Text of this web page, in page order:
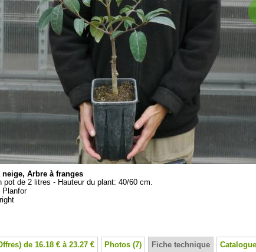
neige, Arbre à franges
pot de 2 litres - Hauteur du plant: 40/60 cm.
Planfor
de 16.18 € à 23.27 € Photos (7) Fiche technique